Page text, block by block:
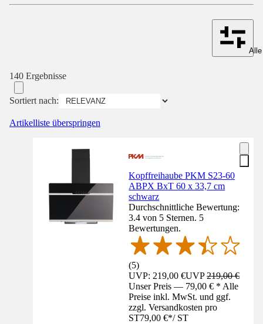
140 Ergebnisse
Sortiert nach:
Artikelliste überspringen
Kopffreihaube PKM S23-60
ABPX BxT 60 x 33,7 cm
schwarz
Durchschnittliche Bewertung:
3.4 von 5 Sternen. 5
Bewertungen.
(5)
UVP: 219,00 €UVP219,00 €
Unser Preis — 79,00 € * Alle
Preise inkl. MwSt. und ggf.
zzgl. Versandkosten pro
ST79,00 €*/ ST